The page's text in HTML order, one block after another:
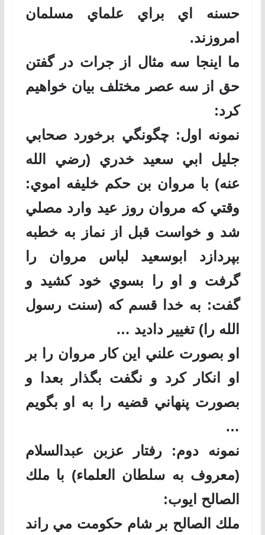
حسنه اي براي علماي مسلمان
امروزند.
ما اينجا سه مثال از جرات در گفتن
حق از سه عصر مختلف بيان خواهيم
كرد:
نمونه اول: چگونگي برخورد صحابي
جليل ابي سعيد خدري (رضي الله
عنه) با مروان بن حكم خليفه اموي:
وقتي كه مروان روز عيد وارد مصلي
شد و خواست قبل از نماز به خطبه
بپردازد ابوسعيد لباس مروان را
گرفت و او را بسوي خود كشيد و
گفت: به خدا قسم كه (سنت رسول
الله را) تغيير داديد …
او بصورت علني اين كار مروان را بر
او انكار كرد و نگفت بگذار بعدا و
بصورت پنهاني قضيه را به او بگويم
…
نمونه دوم: رفتار عزبن عبدالسلام
(معروف به سلطان العلماء) با ملك
الصالح ايوب:
ملك الصالح بر شام حكومت مي راند